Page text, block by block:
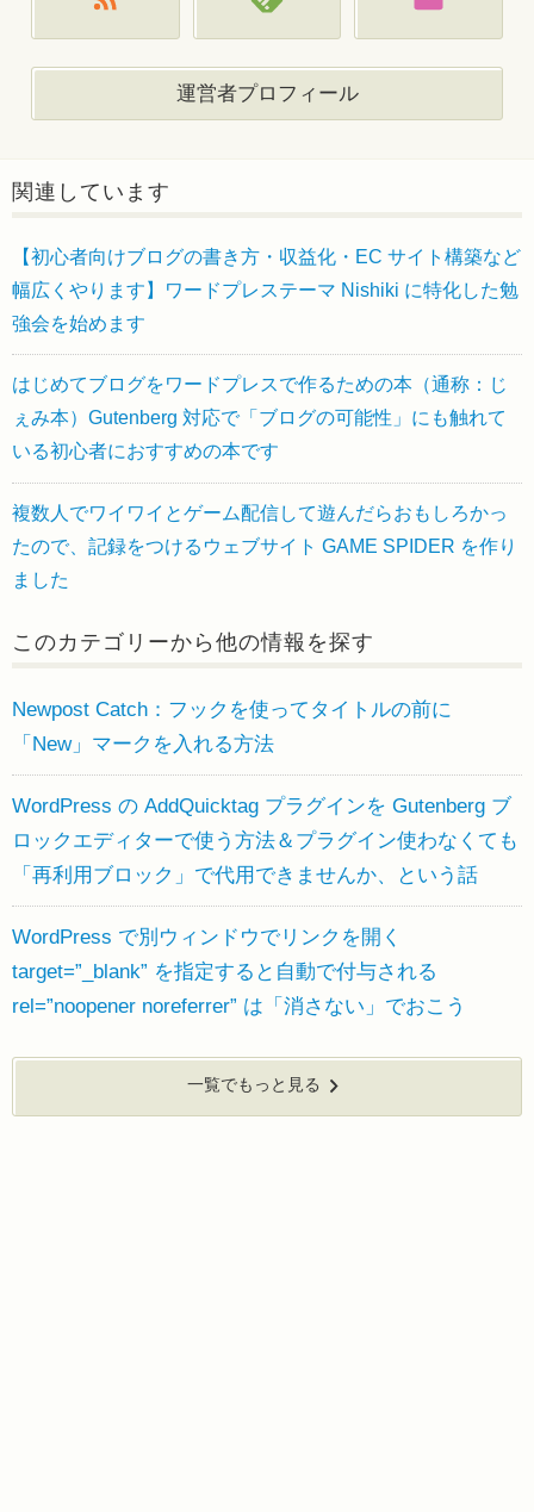
運営者プロフィール
関連しています
【初心者向けブログの書き方・収益化・EC サイト構築など
幅広くやります】ワードプレステーマ Nishiki に特化した勉
強会を始めます
はじめてブログをワードプレスで作るための本（通称：じ
ぇみ本）Gutenberg 対応で「ブログの可能性」にも触れて
いる初心者におすすめの本です
複数人でワイワイとゲーム配信して遊んだらおもしろかっ
たので、記録をつけるウェブサイト GAME SPIDER を作り
ました
このカテゴリーから他の情報を探す
Newpost Catch：フックを使ってタイトルの前に
「New」マークを入れる方法
WordPress の AddQuicktag プラグインを Gutenberg ブ
ロックエディターで使う方法＆プラグイン使わなくても
「再利用ブロック」で代用できませんか、という話
WordPress で別ウィンドウでリンクを開く
target=”_blank” を指定すると自動で付与される
rel=”noopener noreferrer” は「消さない」でおこう
一覧でもっと見る